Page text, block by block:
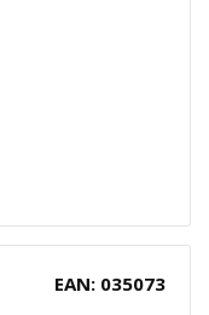
EAN: 035073